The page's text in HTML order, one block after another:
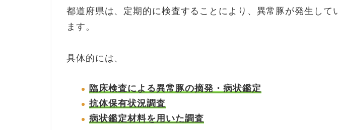
都道府県は、定期的に検査することにより、異常豚が発生して
ます。
具体的には、
臨床検査による異常豚の摘発・病状鑑定
抗体保有状況調査
病状鑑定材料を用いた調査